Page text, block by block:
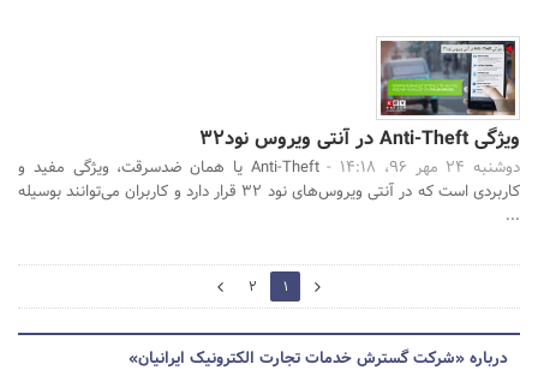
ویژگی Anti-Theft در آنتی ویروس نود32
دوشنبه 24 مهر 96، 14:18 -
Anti-Theft یا همان ضدسرقت، ویژگی مفید و
کاربردی است که در آنتی ویروس‌های نود 32 قرار دارد و کاربران می‌توانند بوسیله
...
0
1
2
2
درباره «شرکت گسترش خدمات تجارت الکترونیک ایرانیان»